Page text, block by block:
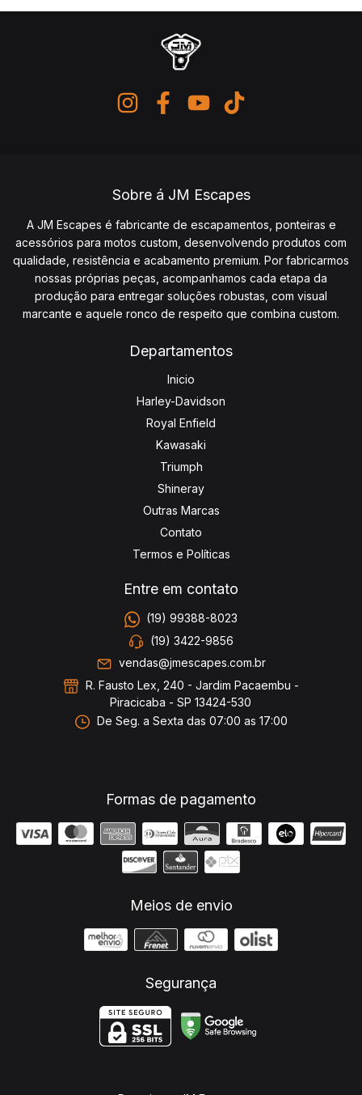
Sobre á JM Escapes
A JM Escapes é fabricante de escapamentos, ponteiras e
acessórios para motos custom, desenvolvendo produtos com
qualidade, resistência e acabamento premium. Por fabricarmos
nossas próprias peças, acompanhamos cada etapa da
produção para entregar soluções robustas, com visual
marcante e aquele ronco de respeito que combina custom.
Departamentos
Inicio
Harley-Davidson
Royal Enfield
Kawasaki
Triumph
Shineray
Outras Marcas
Contato
Termos e Políticas
Entre em contato
(19) 99388-8023
(19) 3422-9856
vendas@jmescapes.com.br
R. Fausto Lex, 240 - Jardim Pacaembu -
Piracicaba - SP 13424-530
De Seg. a Sexta das 07:00 as 17:00
Formas de pagamento
Meios de envio
Segurança